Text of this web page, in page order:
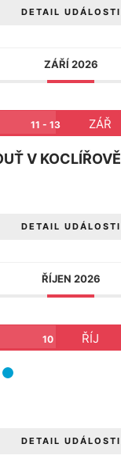
DETAIL UDÁLOSTI
ZÁŘÍ 2026
11 - 13 ZÁŘ
V KOCLÍŘOVĚ
DETAIL UDÁLOSTI
ŘÍJEN 2026
10 ŘÍJ
DETAIL UDÁLOSTI